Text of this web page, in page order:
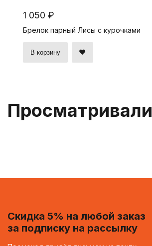
1 050 ₽
Брелок парный Лисы с курочками
В корзину
Просматривали
Скидка 5% на любой заказ
за подписку на рассылку